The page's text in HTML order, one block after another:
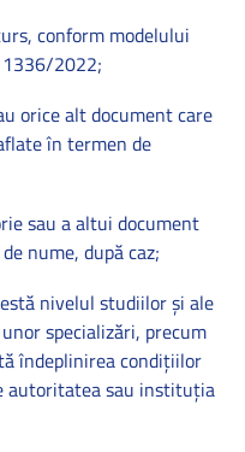
conform modelului
1336/2022;
orice alt document care
în termen de
sau a altui document
nume, după caz;
nivelul studiilor şi ale
specializări, precum
îndeplinirea condiţiilor
autoritatea sau instituţia